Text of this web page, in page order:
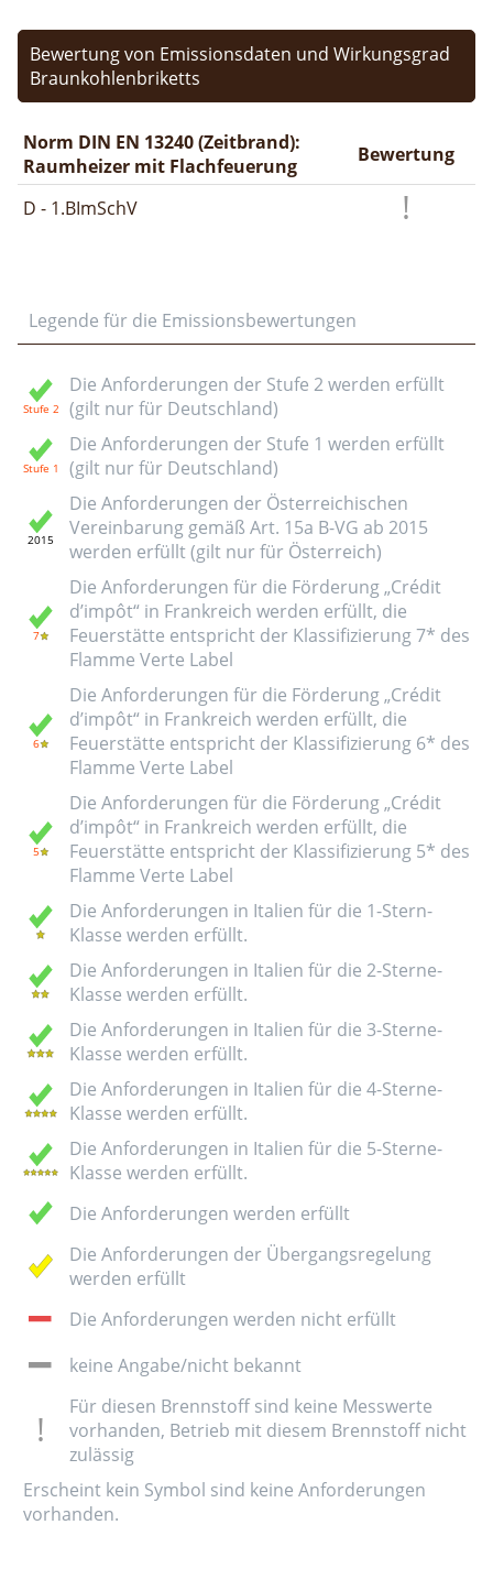
Bewertung von Emissionsdaten und Wirkungsgrad
Braunkohlenbriketts
Norm DIN EN 13240 (Zeitbrand):
Raumheizer mit Flachfeuerung
Bewertung
D - 1.BImSchV
Legende für die Emissionsbewertungen
Die Anforderungen der Stufe 2 werden erfüllt
(gilt nur für Deutschland)
Die Anforderungen der Stufe 1 werden erfüllt
(gilt nur für Deutschland)
Die Anforderungen der Österreichischen
Vereinbarung gemäß Art. 15a B-VG ab 2015
werden erfüllt (gilt nur für Österreich)
Die Anforderungen für die Förderung „Crédit
d’impôt“ in Frankreich werden erfüllt, die
Feuerstätte entspricht der Klassifizierung 7* des
Flamme Verte Label
Die Anforderungen für die Förderung „Crédit
d’impôt“ in Frankreich werden erfüllt, die
Feuerstätte entspricht der Klassifizierung 6* des
Flamme Verte Label
Die Anforderungen für die Förderung „Crédit
d’impôt“ in Frankreich werden erfüllt, die
Feuerstätte entspricht der Klassifizierung 5* des
Flamme Verte Label
Die Anforderungen in Italien für die 1-Stern-
Klasse werden erfüllt.
Die Anforderungen in Italien für die 2-Sterne-
Klasse werden erfüllt.
Die Anforderungen in Italien für die 3-Sterne-
Klasse werden erfüllt.
Die Anforderungen in Italien für die 4-Sterne-
Klasse werden erfüllt.
Die Anforderungen in Italien für die 5-Sterne-
Klasse werden erfüllt.
Die Anforderungen werden erfüllt
Die Anforderungen der Übergangsregelung
werden erfüllt
Die Anforderungen werden nicht erfüllt
keine Angabe/nicht bekannt
Für diesen Brennstoff sind keine Messwerte
vorhanden, Betrieb mit diesem Brennstoff nicht
zulässig
Erscheint kein Symbol sind keine Anforderungen
vorhanden.